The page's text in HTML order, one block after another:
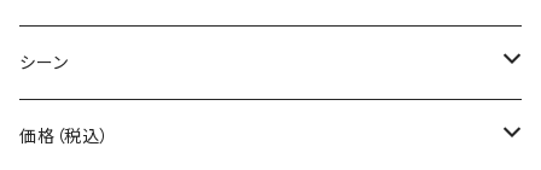
BOOKMAN
carb
シーン
自転車
価格（税込）